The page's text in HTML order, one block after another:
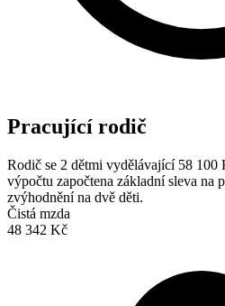
Pracující rodič
Rodič se 2 dětmi vydělávající 58 100
výpočtu započtena základní sleva na
zvýhodnění na dvě děti.
Čistá mzda
48 342 Kč